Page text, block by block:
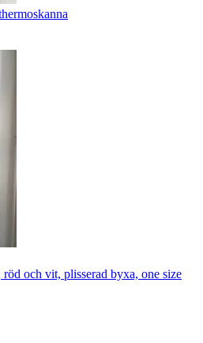
och vit, plisserad byxa, one size